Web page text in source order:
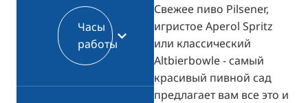
Свежее пиво Pilsener,
игристое Aperol Spritz
или классический
Altbierbowle - самый
красивый пивной сад
предлагает вам все это и
Часы
работы